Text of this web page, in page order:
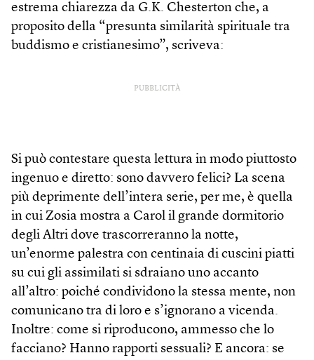
estrema chiarezza da G.K. Chesterton che, a
proposito della “presunta similarità spirituale tra
buddismo e cristianesimo”, scriveva:
PUBBLICITÀ
Si può contestare questa lettura in modo piuttosto
ingenuo e diretto: sono davvero felici? La scena
più deprimente dell’intera serie, per me, è quella
in cui Zosia mostra a Carol il grande dormitorio
degli Altri dove trascorreranno la notte,
un’enorme palestra con centinaia di cuscini piatti
su cui gli assimilati si sdraiano uno accanto
all’altro: poiché condividono la stessa mente, non
comunicano tra di loro e s’ignorano a vicenda.
Inoltre: come si riproducono, ammesso che lo
facciano? Hanno rapporti sessuali? E ancora: se